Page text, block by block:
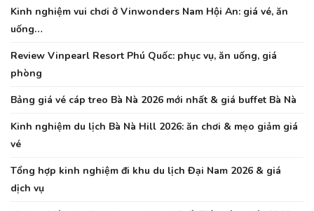
Kinh nghiệm vui chơi ở Vinwonders Nam Hội An: giá vé, ăn
uống…
Review Vinpearl Resort Phú Quốc: phục vụ, ăn uống, giá
phòng
Bảng giá vé cáp treo Bà Nà 2026 mới nhất & giá buffet Bà Nà
Kinh nghiệm du lịch Bà Nà Hill 2026: ăn chơi & mẹo giảm giá
vé
Tổng hợp kinh nghiệm đi khu du lịch Đại Nam 2026 & giá
dịch vụ